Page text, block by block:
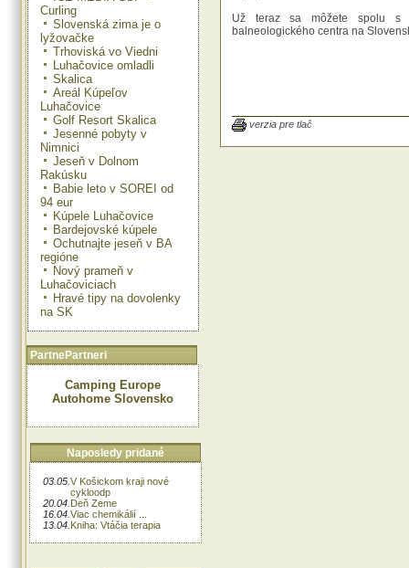
Curling
Slovenská zima je o
lyžovačke
Trhoviská vo Viedni
Luhačovice omladli
Skalica
Areál Kúpeľov
Luhačovice
Golf Resort Skalica
Jesenné pobyty v
Nimnici
Jeseň v Dolnom
Rakúsku
Babie leto v SOREI od
94 eur
Kúpele Luhačovice
Bardejovské kúpele
Ochutnajte jeseň v BA
regióne
Nový prameň v
Luhačoviciach
Hravé tipy na dovolenky
na SK
PartnePartneri
Camping Europe
Autohome Slovensko
Naposledy pridané
03.05. V Košickom kraji nové
cykloodp
20.04. Deň Zeme
16.04. Viac chemikálií ...
13.04. Kniha: Vtáčia terapia
Už teraz sa môžete spolu s
balneologického centra na
verzia pre tlač